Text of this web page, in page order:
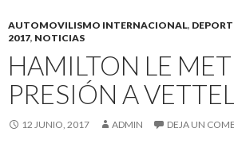
AUTOMOVILISMO INTERNACIONAL,
2017, NOTICIAS
HAMILTON LE
PRESIÓN A
12 JUNIO, 2017 ADMIN DEJA UN